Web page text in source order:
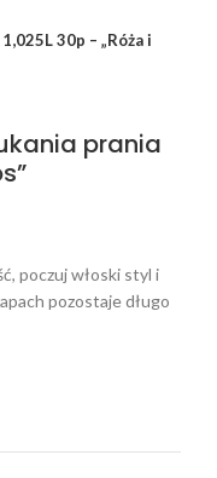
30p – „Róża i
prania
poczuj włoski styl i
pozostaje długo